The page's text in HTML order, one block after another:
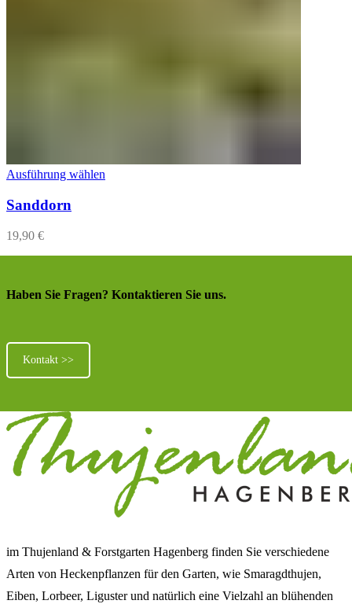
Ausführung wählen
Sanddorn
19,90 €
Haben Sie Fragen? Kontaktieren Sie uns.
Kontakt >>
im Thujenland & Forstgarten Hagenberg finden Sie verschiedene
Arten von Heckenpflanzen für den Garten, wie Smaragdthujen,
Eiben, Lorbeer, Liguster und natürlich eine Vielzahl an blühenden